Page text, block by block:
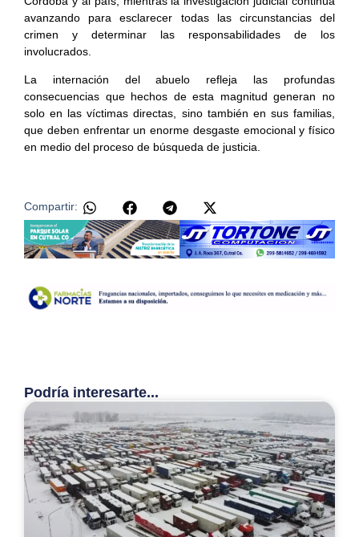
avanzando para esclarecer todas las circunstancias del
crimen y determinar las responsabilidades de los
involucrados.
La internación del abuelo refleja las profundas
consecuencias que hechos de esta magnitud generan no
solo en las víctimas directas, sino también en sus familias,
que deben enfrentar un enorme desgaste emocional y físico
en medio del proceso de búsqueda de justicia.
Compartir:
Podría interesarte...